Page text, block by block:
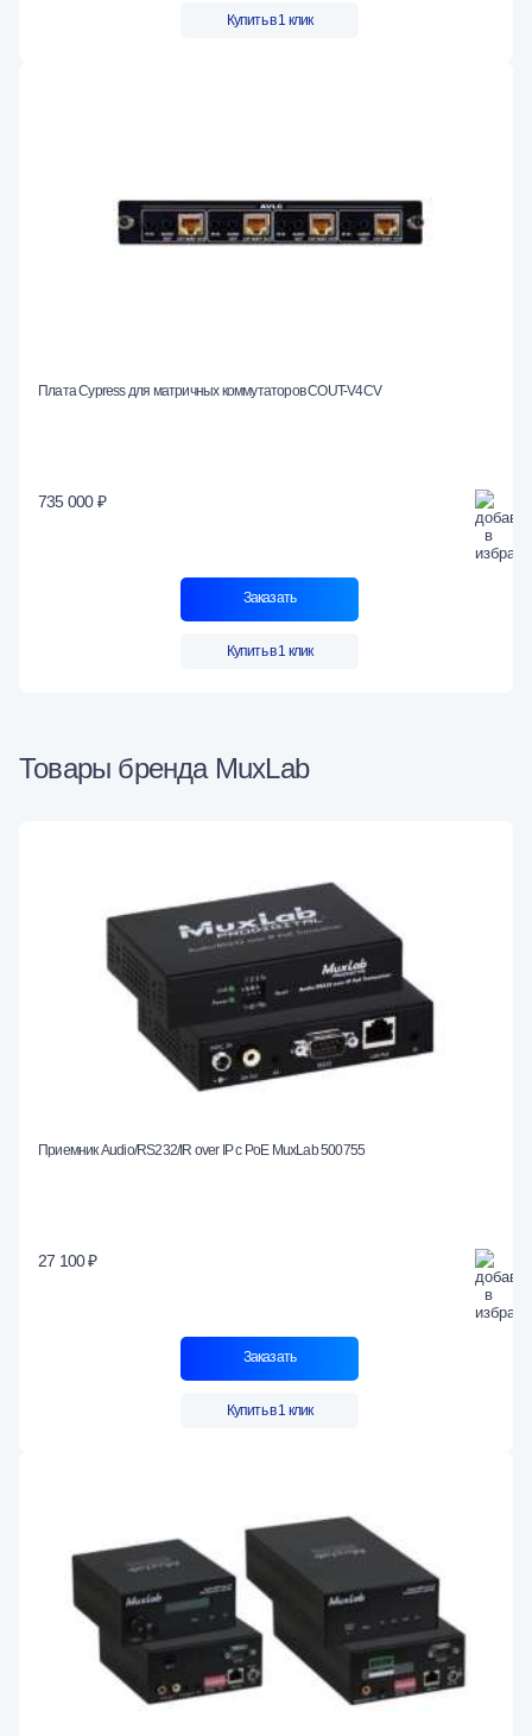
Купить в 1 клик
Плата Cypress для матричных коммутаторов COUT-V4CV
735 000 ₽
Заказать
Купить в 1 клик
Товары бренда MuxLab
Приемник Audio/RS232/IR over IP с PoE MuxLab 500755
27 100 ₽
Заказать
Купить в 1 клик